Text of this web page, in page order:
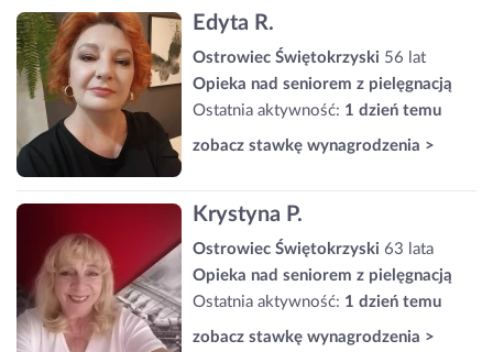
Edyta R.
Ostrowiec Świętokrzyski 56 lat
Opieka nad seniorem z pielęgnacją
Ostatnia aktywność: 1 dzień temu
zobacz stawkę wynagrodzenia >
Krystyna P.
Ostrowiec Świętokrzyski 63 lata
Opieka nad seniorem z pielęgnacją
Ostatnia aktywność: 1 dzień temu
zobacz stawkę wynagrodzenia >